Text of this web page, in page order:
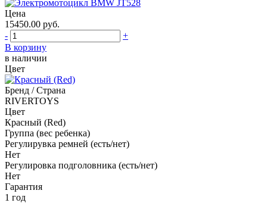
Цена
15450.00 руб.
-
+
В корзину
в наличии
Цвет
Бренд / Страна
RIVERTOYS
Цвет
Красный (Red)
Группа (вес ребенка)
Регулирувка ремней (есть/нет)
Нет
Регулировка подголовника (есть/нет)
Нет
Гарантия
1 год